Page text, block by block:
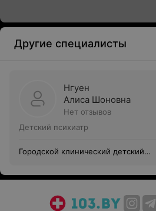
Другие специалисты
Нгуен
Алиса Шоновна
Нет отзывов
Детский психиатр
Городской клинический детский